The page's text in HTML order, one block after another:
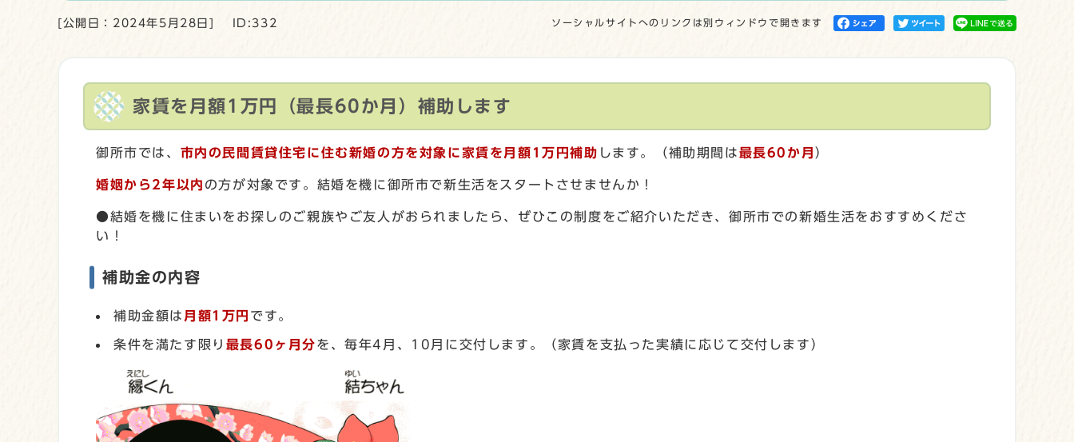
[公開日：2024年5月28日] ID:332 ソーシャルサイトへのリンクは別ウィンドウで開きます
家賃を月額1万円（最長60か月）補助します
御所市では、 市内の民間賃貸住宅に住む新婚の方を対象に家賃を月額1万円補助 します。（補助期間は最長60か月 ）
婚姻から2年以内 の方が対象です。結婚を機に御所市で新生活をスタートさせませんか！
●結婚を機に住まいをお探しのご親族やご友人がおられましたら、ぜひこの制度をご紹介いただき、御所市での新婚生活をおすすめくださ
い！
補助金の内容
補助金額は 月額1万円 です。
条件を満たす限り 最長60ヶ月分を、毎年4月、10月に交付します。（家賃を支払った実績に応じて交付します）